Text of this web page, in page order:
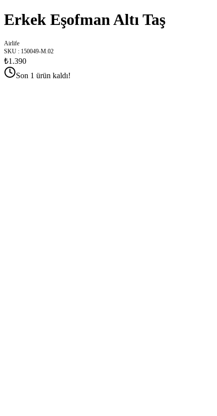
Erkek Eşofman Altı Taş
Airlife
SKU : 150049-M.02
₺1.390
Son 1 ürün kaldı!